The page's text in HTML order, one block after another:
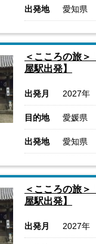
出発地 愛知県
＜こころの旅
屋駅出発】
出発月 2027年
目的地 愛媛県
出発地 愛知県
＜こころの旅
屋駅出発】
出発月 2027年